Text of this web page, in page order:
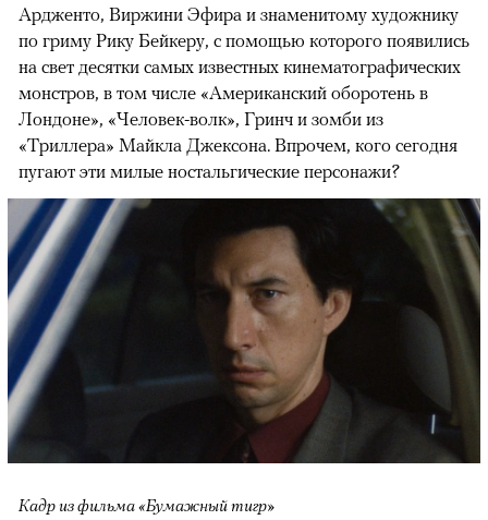
Ардженто, Виржини Эфира и знаменитому художнику
по гриму Рику Бейкеру, с помощью которого появились
на свет десятки самых известных кинематографических
монстров, в том числе «Американский оборотень в
Лондоне», «Человек-волк», Гринч и зомби из
«Триллера» Майкла Джексона. Впрочем, кого сегодня
пугают эти милые ностальгические персонажи?
Кадр из фильма «Бумажный тигр»